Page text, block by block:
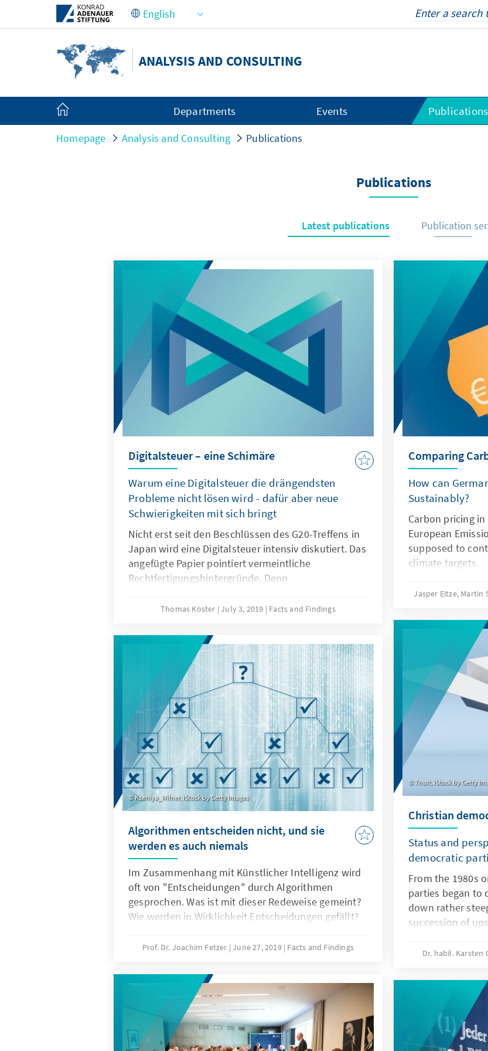
Skip to Main Content
ANALYSIS AND CONSULTING
Departments Events Publications
Homepage Analysis and Consulting Publications
Publications
Latest publications Publication
Digitalsteuer – eine Schimäre
Warum eine Digitalsteuer die drängendsten
Probleme nicht lösen wird - dafür aber neue
Schwierigkeiten mit sich bringt
Nicht erst seit den Beschlüssen des G20-Treffens in
Japan wird eine Digitalsteuer intensiv diskutiert. Das
angefügte Papier pointiert vermeintliche
Rechtfertigungshintergründe. Denn
Phänomen und die auch Digitalwirtschaft verfolgt
Debatten um Steuervermeidung und
Datenökonomie voneinander trennen. Es bedarf
keiner Digitalsteuer, sondern einer konsequenten
Fortentwicklung des internationalen Steuerregimes.
Thomas Köster July 3, 2019 Facts and Findings
Comparing
How can
Sustainably?
Carbon pricing
European
supposed to
climate targets.
Jasper Eitze, Martin
7nuit, iStock by Getty
Christian
Status and
democratic
From the 1980s
parties began to
down rather
succession of
in 25 European
twelve of these
the head of the
trend in this
democratic
albeit to a
Dr. habil. Karsten
Kseniya_Milner, iStock by Getty Images
Algorithmen entscheiden nicht, und sie
werden es auch niemals
Im Zusammenhang mit Künstlicher Intelligenz wird
oft von "Entscheidungen" durch Algorithmen
gesprochen. Was ist mit dieser Redeweise gemeint?
Wie werden in Wirklichkeit Entscheidungen gefällt?
trägt Verantwortung? Algorithmen können wohl in
die Entscheidungsfähigkeit und damit die
Verantwortlichkeit liegt stets beim Menschen. Es gibt
keine vernünftigen Gründe, daran etwas ändern zu
wollen.
Prof. Dr. Joachim Fetzer June 27, 2019 Facts and Findings